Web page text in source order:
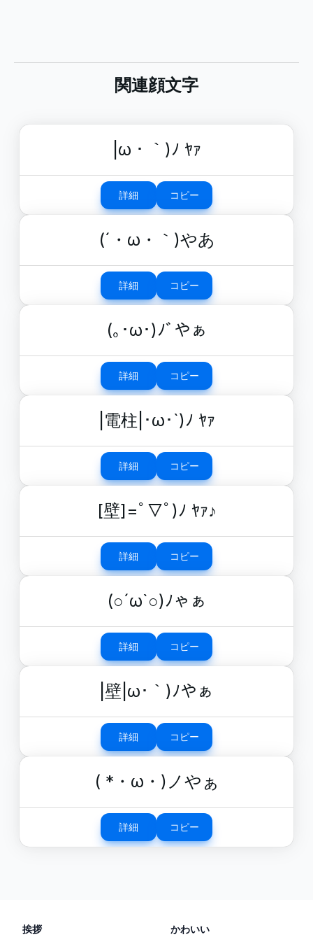
関連顔文字
|ω・｀)ﾉ ﾔｧ
詳細 コピー
(´・ω・｀)やあ
詳細 コピー
(｡･ω･)ﾉﾞやぁ
詳細 コピー
|電柱|･ω･`)ﾉ ﾔｧ
詳細 コピー
[壁]=ﾟ▽ﾟ)ﾉ ﾔｧ♪
詳細 コピー
(○´ω`○)ﾉゃぁ
詳細 コピー
|壁|ω･｀)ﾉやぁ
詳細 コピー
( *・ω・)ノやぁ
詳細 コピー
挨拶 かわいい